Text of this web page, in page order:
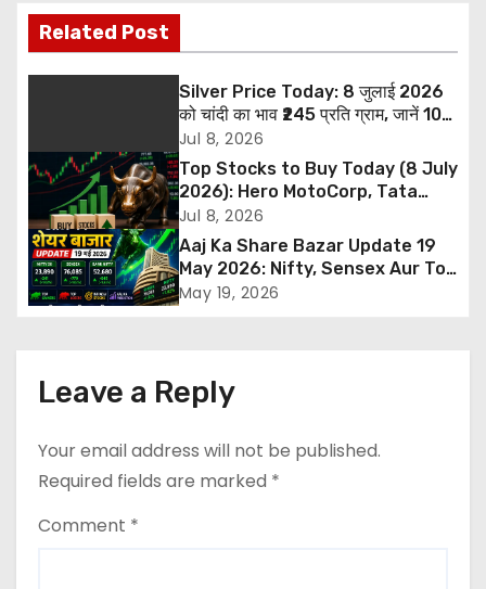
s
t
a
v
i
g
t
o
n
Related Post
Silver Price Today: 8 जुलाई 2026
को चांदी का भाव ₹245 प्रति ग्राम, जानें 10
ग्राम और 1 किलो सिल्वर की नई कीमत
Jul 8, 2026
Top Stocks to Buy Today (8 July
2026): Hero MotoCorp, Tata
Steel और ITBEES में खरीदारी की सलाह,
जानें Target और Stop Loss
Jul 8, 2026
Aaj Ka Share Bazar Update 19
May 2026: Nifty, Sensex Aur Top
Gainers
May 19, 2026
Leave a Reply
Your email address will not be published.
Required fields are marked *
Comment *